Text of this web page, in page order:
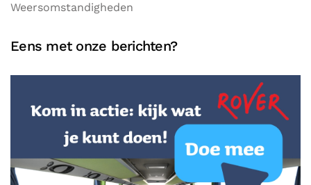
Weersomstandigheden
Eens met onze berichten?